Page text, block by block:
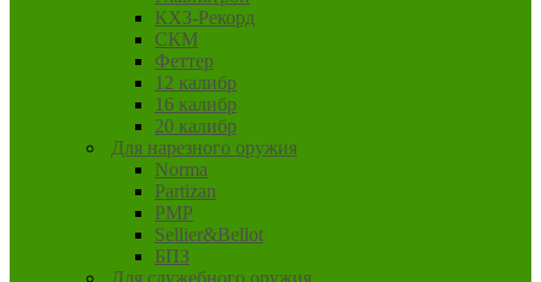
КХЗ-Рекорд
СКМ
Феттер
12 калибр
16 калибр
20 калибр
Для нарезного оружия
Norma
Partizan
PMP
Sellier&Bellot
БПЗ
Для служебного оружия